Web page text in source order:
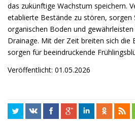
das zukünftige Wachstum speichern.
etablierte Bestände zu stören, sorgen
organischen Boden und
Drainage. Mit der Zeit breiten sich die
sorgen für beeindruckende
Veröffentlicht: 01.05.2026